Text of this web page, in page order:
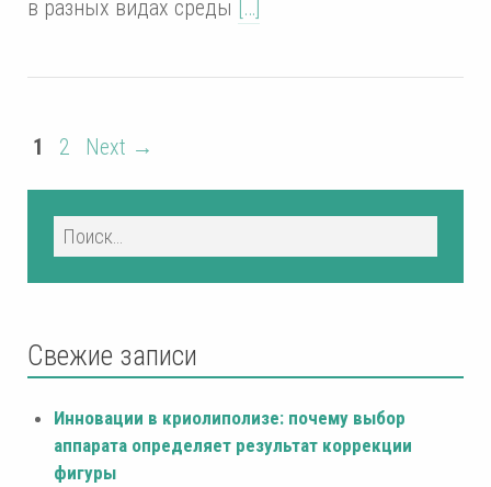
в разных видах среды […]
1 2 Next →
Свежие записи
Инновации в криолиполизе: почему выбор
аппарата определяет результат коррекции
фигуры